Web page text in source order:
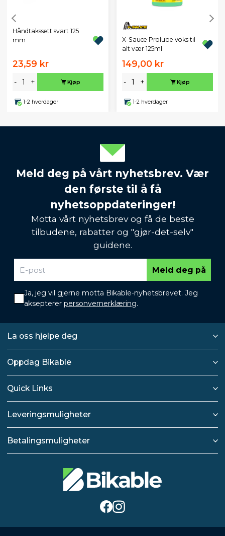
Håndtakssett svart 125
mm
23,59 kr
- + Kjøp
1-2 hverdager
X-Sauce Prolube voks til
alt vær 125ml
149,00 kr
- + Kjøp
1-2 hverdager
Meld deg på vårt nyhetsbrev. Vær
den første til å få
nyhetsoppdateringer!
Motta vårt nyhetsbrev og få de beste
tilbudene, rabatter og "gjør-det-selv"
guidene.
Meld deg på
Ja, jeg vil gjerne motta Bikable-nyhetsbrevet. Jeg
aksepterer personvernerklæring.
La oss hjelpe deg
Oppdag Bikable
Quick Links
Leveringsmuligheter
Betalingsmuligheter